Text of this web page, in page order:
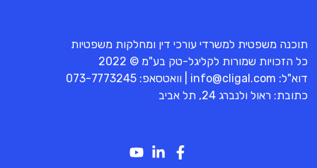
תוכנה משפטית למשרדי עורכי דין ומחלקות משפטיות
כל הזכויות שמורות לקליגל-טק בע"מ © 2022
דוא"ל: info@cligal.com | וואטסאפ: 073-7773245
כתובת: ראול ולנברג 24, תל אביב